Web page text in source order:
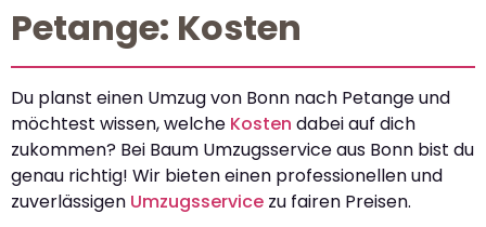
Petange: Kosten
Du planst einen Umzug von Bonn nach Petange und
möchtest wissen, welche Kosten dabei auf dich
zukommen? Bei Baum Umzugsservice aus Bonn bist du
genau richtig! Wir bieten einen professionellen und
zuverlässigen Umzugsservice zu fairen Preisen.